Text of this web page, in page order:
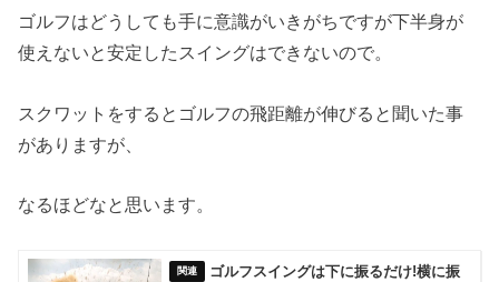
ゴルフはどうしても手に意識がいきがちですが下半身が
使えないと安定したスイングはできないので。
スクワットをするとゴルフの飛距離が伸びると聞いた事
がありますが、
なるほどなと思います。
ゴルフスイングは下に振るだけ!横に振